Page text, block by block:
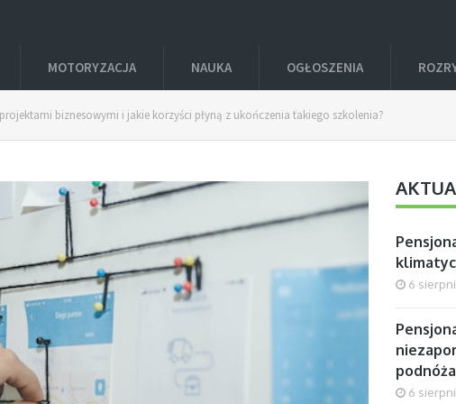
MOTORYZACJA NAUKA OGŁOSZENIA
biznesowymi i jakie korzyści płyną z ukończenia takiego szkolenia?
6
6